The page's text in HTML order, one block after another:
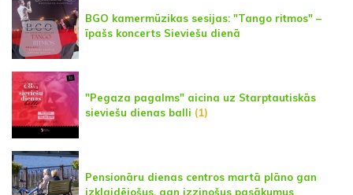
BGO kamermūzikas sesijas: "Tango ritmos" –
īpašs koncerts Sieviešu dienā
"Pegaza pagalms" aicina uz Starptautiskās
sieviešu dienas balli (1)
Pensionāru dienas centros martā plāno gan
izklaidējošus, gan izzinošus pasākumus